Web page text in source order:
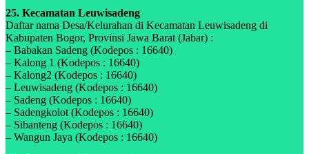
25. Kecamatan Leuwisadeng
Daftar nama Desa/Kelurahan di Kecamatan Leuwisadeng di
Kabupaten Bogor, Provinsi Jawa Barat (Jabar) :
– Babakan Sadeng (Kodepos : 16640)
– Kalong 1 (Kodepos : 16640)
– Kalong2 (Kodepos : 16640)
– Leuwisadeng (Kodepos : 16640)
– Sadeng (Kodepos : 16640)
– Sadengkolot (Kodepos : 16640)
– Sibanteng (Kodepos : 16640)
– Wangun Jaya (Kodepos : 16640)